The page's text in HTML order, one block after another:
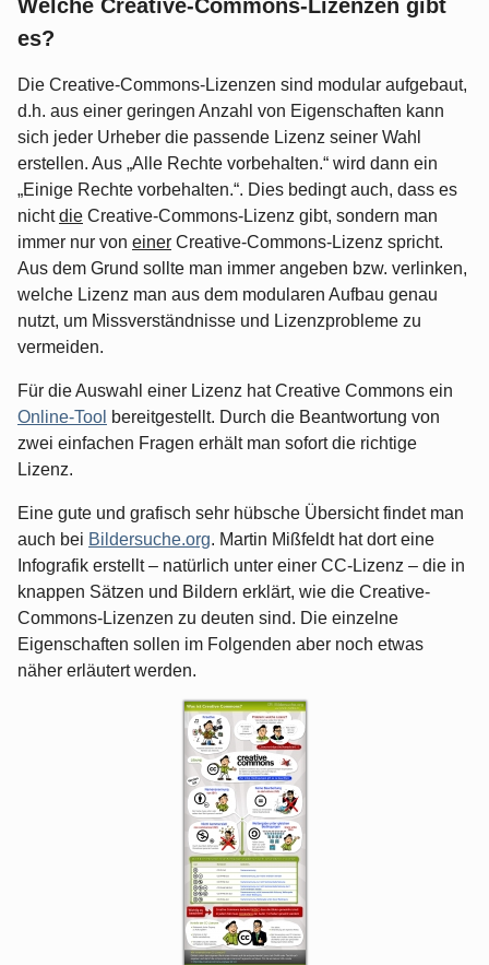
Welche Creative-Commons-Lizenzen gibt
es?
Die Creative-Commons-Lizenzen sind modular aufgebaut,
d.h. aus einer geringen Anzahl von Eigenschaften kann
sich jeder Urheber die passende Lizenz seiner Wahl
erstellen. Aus „Alle Rechte vorbehalten.“ wird dann ein
„Einige Rechte vorbehalten.“. Dies bedingt auch, dass es
nichtdie Creative-Commons-Lizenz gibt, sondern man
immer nur von einer Creative-Commons-Lizenz spricht.
Aus dem Grund sollte man immer angeben bzw. verlinken,
welche Lizenz man aus dem modularen Aufbau genau
nutzt, um Missverständnisse und Lizenzprobleme zu
vermeiden.
Für die Auswahl einer Lizenz hat Creative Commons ein
Online-Tool bereitgestellt. Durch die Beantwortung von
zwei einfachen Fragen erhält man sofort die richtige
Lizenz.
Eine gute und grafisch sehr hübsche Übersicht findet man
auch bei Bildersuche.org. Martin Mißfeldt hat dort eine
Infografik erstellt – natürlich unter einer CC-Lizenz – die in
knappen Sätzen und Bildern erklärt, wie die Creative-
Commons-Lizenzen zu deuten sind. Die einzelne
Eigenschaften sollen im Folgenden aber noch etwas
näher erläutert werden.